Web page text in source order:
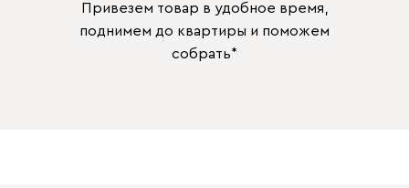
Привезем товар в удобное время,
поднимем до квартиры и поможем
собрать*